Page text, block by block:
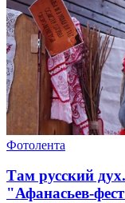
Фотолента
Там русский
"Афанасьев-